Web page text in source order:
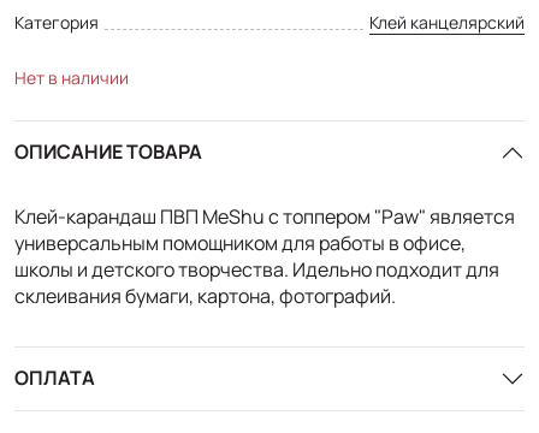
Категория
Клей канцелярский
Нет в наличии
ОПИСАНИЕ ТОВАРА
Клей-карандаш ПВП MeShu с топпером "Paw" является
универсальным помощником для работы в офисе,
школы и детского творчества. Идельно подходит для
склеивания бумаги, картона, фотографий.
ОПЛАТА